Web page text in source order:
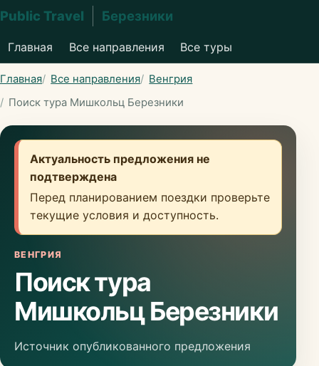
Public Travel Березники
Главная Все направления Все туры
Главная Все направления
Венгрия
Поиск тура Мишкольц Березники
Актуальность предложения не
подтверждена
Перед планированием поездки проверьте
текущие условия и доступность.
ВЕНГРИЯ
Поиск тура
Мишкольц Березники
Источник опубликованного предложения